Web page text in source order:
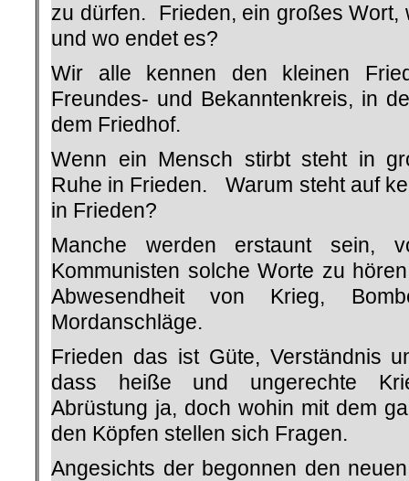
zu dürfen. Frieden, ein großes Wort,
und wo endet es?
Wir alle kennen den kleinen
Freundes- und Bekanntenkreis, in
dem Friedhof.
Wenn ein Mensch stirbt steht in
Ruhe in Frieden. Warum steht auf
in Frieden?
Manche werden erstaunt sein,
Kommunisten solche Worte zu
Abwesendheit von Krieg,
Mordanschläge.
Frieden das ist Güte, Verständnis
dass heiße und ungerechte
Abrüstung ja, doch wohin mit dem
den Köpfen stellen sich Fragen.
Angesichts der begonnen den